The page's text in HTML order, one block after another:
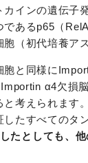
カインの遺伝子
であるp65（
胞（初代培養ア
胞と同様に
α4欠損
と考えられます
たすべてのタ
たとしても、